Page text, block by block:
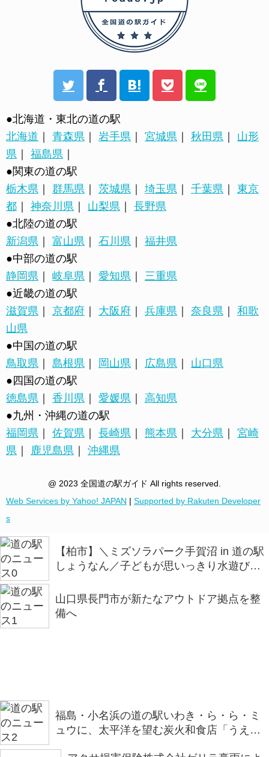
●北海道・東北の道の駅
北海道 ｜ 青森県 ｜ 岩手県 ｜ 宮城県 ｜ 秋田県 ｜ 山形
県 ｜ 福島県 ｜
●関東の道の駅
栃木県 ｜ 群馬県 ｜ 茨城県 ｜ 埼玉県 ｜ 千葉県 ｜ 東京
都 ｜ 神奈川県 ｜ 山梨県 ｜ 長野県
●北陸の道の駅
新潟県 ｜ 富山県 ｜ 石川県 ｜ 福井県
●中部の道の駅
静岡県 ｜ 岐阜県 ｜ 愛知県 ｜ 三重県
●近畿の道の駅
滋賀県 ｜ 京都府 ｜ 大阪府 ｜ 兵庫県 ｜ 奈良県 ｜ 和歌
山県
●中国の道の駅
鳥取県 ｜ 島根県 ｜ 岡山県 ｜ 広島県 ｜ 山口県
●四国の道の駅
徳島県 ｜ 香川県 ｜ 愛媛県 ｜ 高知県
●九州・沖縄の道の駅
福岡県 ｜ 佐賀県 ｜ 長崎県 ｜ 熊本県 ｜ 大分県 ｜ 宮崎
県 ｜ 鹿児島県 ｜ 沖縄県
@ 2023 全国道の駅ガイド All rights reserved.
Web Services by Yahoo! JAPAN | Supported by Rakuten Developer
s
【柏市】＼ミズソラパーク手賀沼 in 道の駅
しょうなん／子どもが思いっきり水遊びを
山口県長門市が新たなアウトドア拠点を整
備へ
福島・小名浜の道の駅いわき・ら・ら・ミ
ュウに、太平洋を望む炭火和食店「うえの